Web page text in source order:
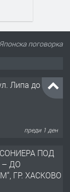
поговорка
Липа до
преди 1 ден
ПОД
– ДО
ГР. ХАСКОВО